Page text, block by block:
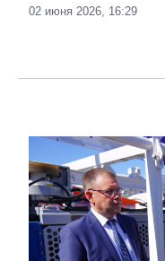
02 июня 2026, 16:29